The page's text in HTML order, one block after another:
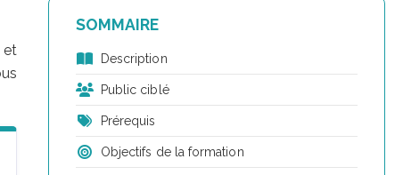
et
SOMMAIRE
Description
Public ciblé
Prérequis
Objectifs de la formation